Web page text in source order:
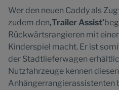
Wer den neuen Caddy als
zudem den‚Trailer Assist’
Rückwärtsrangieren mit
Kinderspiel macht. Er ist
der Stadtlieferwagen
Nutzfahrzeuge kennen diesen
Anhängerrangierassistenten